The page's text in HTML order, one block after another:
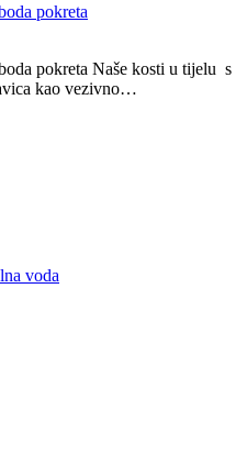
pokreta
pokreta Naše kosti u tijelu s
kao vezivno…
voda